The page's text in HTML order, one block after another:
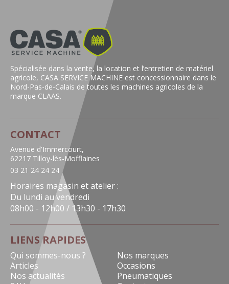
Spécialisée dans la vente, la location et l’entretien de matériel
agricole, CASA SERVICE MACHINE est concessionnaire dans le
Nord-Pas-de-Calais de toutes les machines agricoles de la
marque CLAAS.
CONTACT
Avenue d'Immercourt,
62217 Tilloy-lès-Mofflaines
03 21 24 24 24
Horaires magasin et atelier :
Du lundi au vendredi
08h00 - 12h00 / 13h30 - 17h30
LIENS RAPIDES
Qui sommes-nous ?
Nos marques
Articles
Occasions
Nos actualités
Pneumatiques